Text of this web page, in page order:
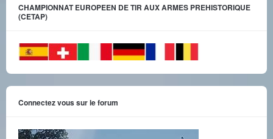
CHAMPIONNAT EUROPEEN DE TIR AUX ARMES PREHISTORIQUE
(CETAP)
Connectez vous sur le forum